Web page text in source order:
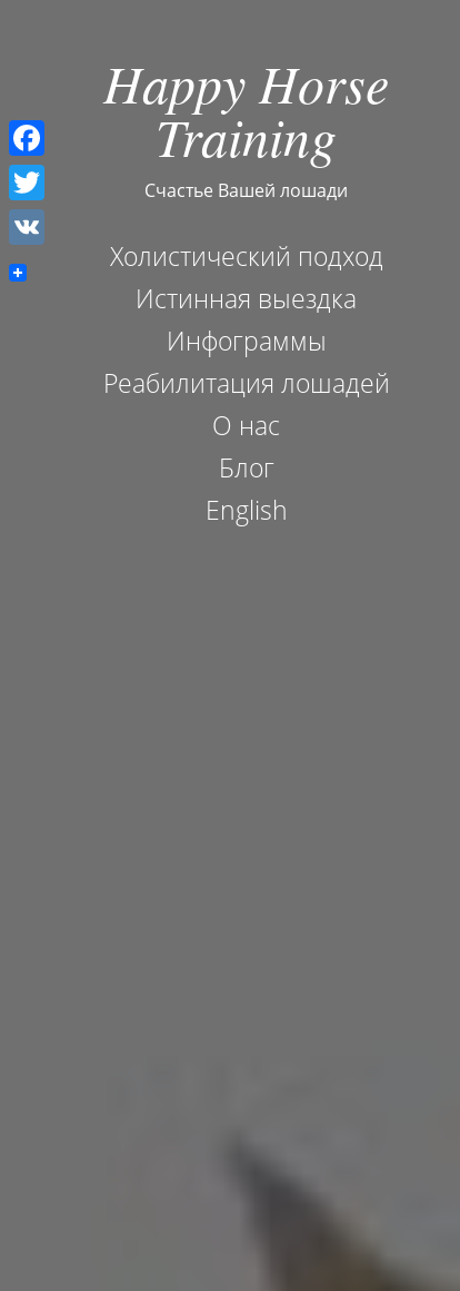
Happy Horse
Training
Счастье Вашей лошади
Холистический подход
Истинная выездка
Инфограммы
Реабилитация лошадей
О нас
Блог
English
F
a
c
e
T
i
V